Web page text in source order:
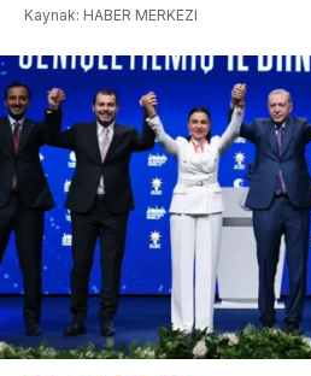
Kaynak: HABER MERKEZI